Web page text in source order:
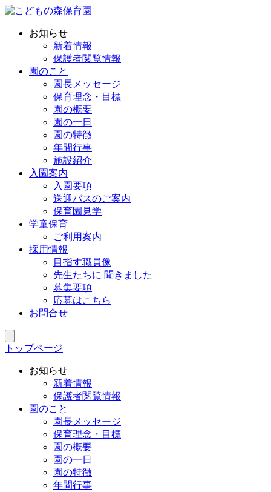
お知らせ
新着情報
保護者閲覧情報
園のこと
園長メッセージ
保育理念・目標
園の概要
園の一日
園の特徴
年間行事
施設紹介
入園案内
入園要項
送迎バスのご案内
保育園見学
学童保育
ご利用案内
採用情報
目指す職員像
先生たちに 聞きました
募集要項
応募はこちら
お問合せ
トップページ
お知らせ
新着情報
保護者閲覧情報
園のこと
園長メッセージ
保育理念・目標
園の概要
園の一日
園の特徴
年間行事